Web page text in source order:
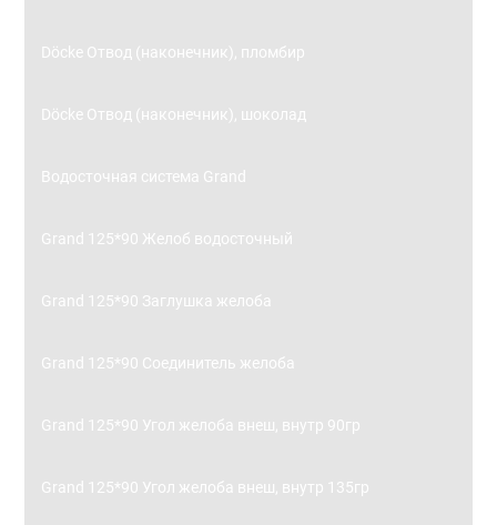
Döcke Отвод (наконечник), пломбир
Döcke Отвод (наконечник), шоколад
Водосточная система Grand
Grand 125*90 Желоб водосточный
Grand 125*90 Заглушка желоба
Grand 125*90 Соединитель желоба
Grand 125*90 Угол желоба внеш, внутр 90гр
Grand 125*90 Угол желоба внеш, внутр 135гр